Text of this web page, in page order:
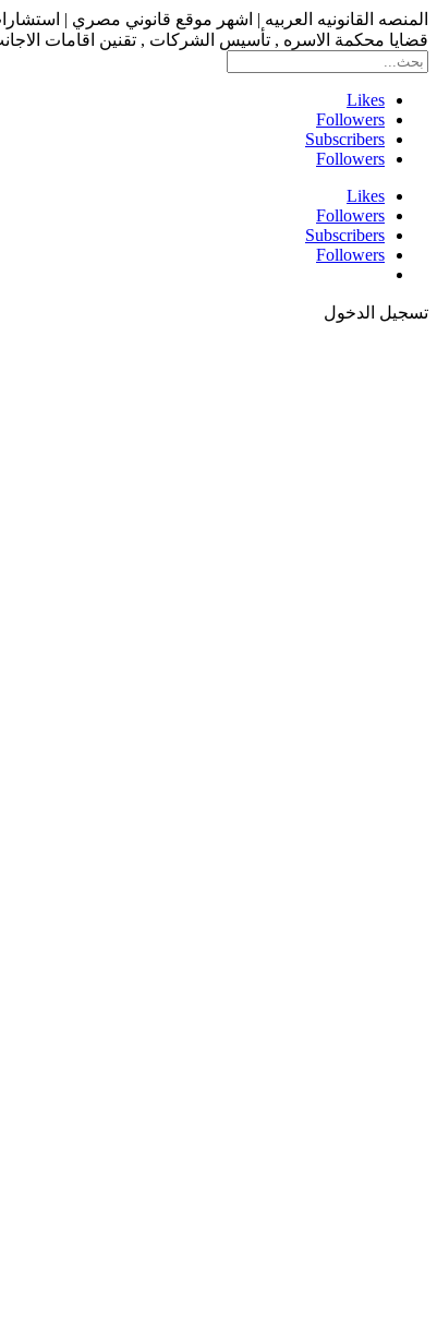
المنصه القانونيه العربيه | اشهر موقع قانوني مصري |
قضايا محكمة الاسره , تأسيس الشركات , تقنين اقامات
Likes
Followers
Subscribers
Followers
Likes
Followers
Subscribers
Followers
تسجيل الدخول